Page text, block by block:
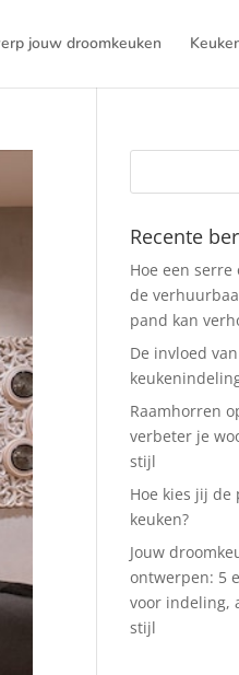
jouw droomkeuken
Recente
Hoe een
de
pand kan
De invloed
Raamhorren
verbeter je
stijl
Hoe kies jij de
keuken?
Jouw
ontwerpen: 5
voor indeling,
stijl